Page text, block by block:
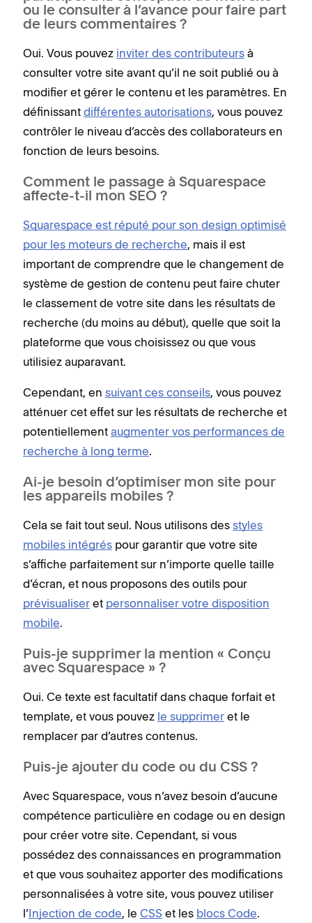
ou le consulter à l’avance pour faire part
de leurs commentaires ?
Oui. Vous pouvez inviter des contributeurs à
consulter votre site avant qu’il ne soit publié ou à
modifier et gérer le contenu et les paramètres. En
définissant différentes autorisations, vous pouvez
contrôler le niveau d’accès des collaborateurs en
fonction de leurs besoins.
Comment le passage à Squarespace
affecte-t-il mon SEO ?
Squarespace est réputé pour son design optimisé
pour les moteurs de recherche, mais il est
important de comprendre que le changement de
système de gestion de contenu peut faire chuter
le classement de votre site dans les résultats de
recherche (du moins au début), quelle que soit la
plateforme que vous choisissez ou que vous
utilisiez auparavant.
Cependant, en suivant ces conseils, vous pouvez
atténuer cet effet sur les résultats de recherche et
potentiellement augmenter vos performances de
recherche à long terme.
Ai-je besoin d’optimiser mon site pour
les appareils mobiles ?
Cela se fait tout seul. Nous utilisons des styles
mobiles intégrés pour garantir que votre site
s’affiche parfaitement sur n’importe quelle taille
d’écran, et nous proposons des outils pour
prévisualiser et personnaliser votre disposition
mobile.
Puis-je supprimer la mention « Conçu
avec Squarespace » ?
Oui. Ce texte est facultatif dans chaque forfait et
template, et vous pouvez le supprimer et le
remplacer par d’autres contenus.
Puis-je ajouter du code ou du CSS ?
Avec Squarespace, vous n’avez besoin d’aucune
compétence particulière en codage ou en design
pour créer votre site. Cependant, si vous
possédez des connaissances en programmation
et que vous souhaitez apporter des modifications
personnalisées à votre site, vous pouvez utiliser
l’Injection de code, le CSS et les blocs Code.